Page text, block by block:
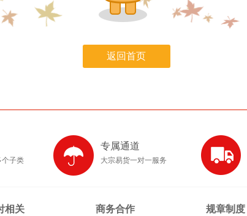
返回首页
子类
专属通道
大宗易货一对一服务
相关 商务合作 规章制度